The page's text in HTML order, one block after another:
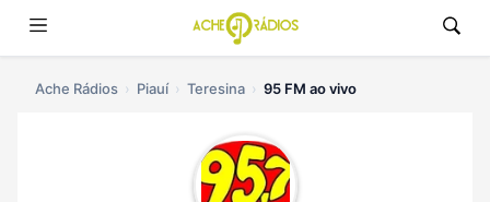
Ache Rádios Piauí Teresina 95 FM ao vivo